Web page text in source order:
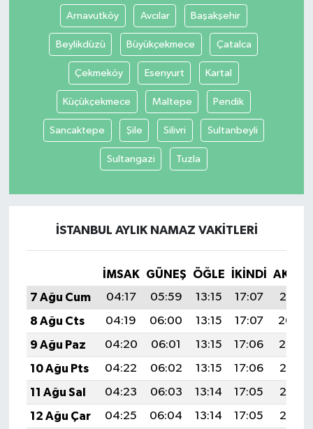
Arnavutköy Avcılar Başakşehir
Beylikdüzü Büyükçekmece Çatalca
Çekmeköy Esenyurt Kartal
Küçükçekmece Maltepe Pendik
Sancaktepe Şile Silivri Sultanbeyli
Sultangazi Tuzla
İSTANBUL AYLIK NAMAZ VAKITLERI
İMSAK GÜNEŞ ÖĞLE İKINDI
7 Ağu Cum
04:17 05:59 13:15 17:07
20:21
8 Ağu Cts
04:19 06:00 13:15 17:07
20:20
9 Ağu Paz
04:20 06:01 13:15 17:06
20:19
10 Ağu Pts
04:22 06:02 13:15 17:06
20:18
11 Ağu Sal
04:23 06:03 13:14 17:05
20:16
12 Ağu Çar
04:25 06:04 13:14 17:05
20:15